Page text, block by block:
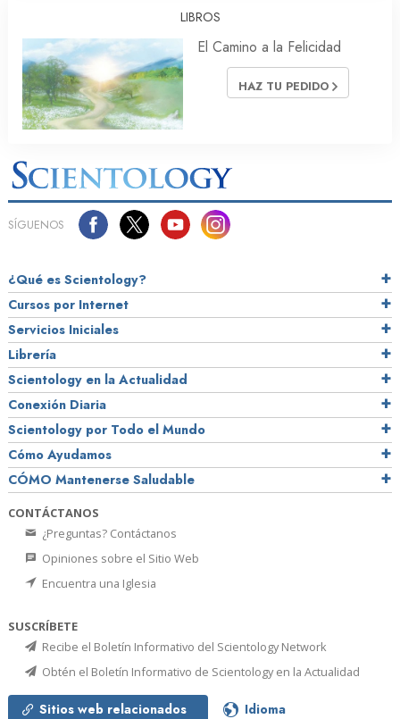
LIBROS
El Camino a la Felicidad
HAZ TU PEDIDO
SÍGUENOS
¿Qué es Scientology?
Cursos por Internet
Servicios Iniciales
Librería
Scientology en la Actualidad
Conexión Diaria
Scientology por Todo el Mundo
Cómo Ayudamos
CÓMO Mantenerse Saludable
CONTÁCTANOS
¿Preguntas? Contáctanos
Opiniones sobre el Sitio Web
Encuentra una Iglesia
SUSCRÍBETE
Recibe el Boletín Informativo del Scientology Network
Obtén el Boletín Informativo de Scientology en la Actualidad
Sitios web relacionados Idioma